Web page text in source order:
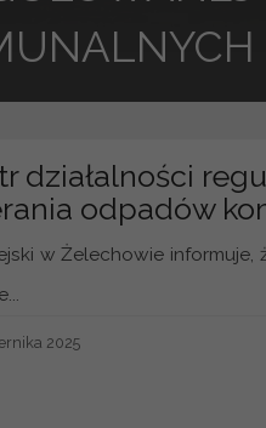
działalności
odpadów
w Żelechowie informuje,
2025